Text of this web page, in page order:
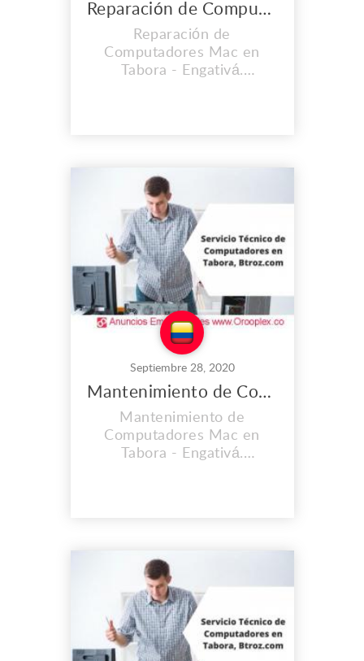
Reparación de Computadores Mac en Tabora
Reparación de
Computadores Mac en
Tabora - Engativá.
el 2008, y cada día vamos
mejorando nuestras
instalaciones, Contamos
con personal calificado y lo
mas importante con calidad
humana. S...
Septiembre 28, 2020
Mantenimiento de Computadores Mac en Tabora
Mantenimiento de
Computadores Mac en
Tabora - Engativá.
el 2008, y cada día vamos
mejorando nuestras
instalaciones, Contamos
con personal calificado y lo
mas importante con calidad
humana...